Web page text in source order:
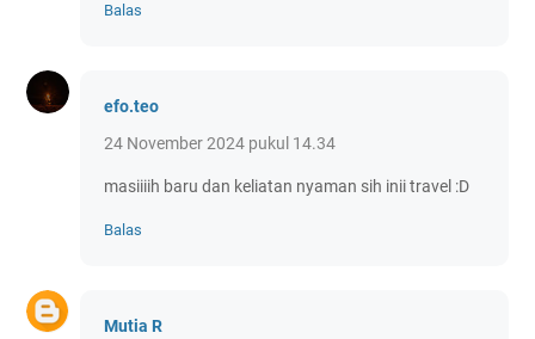
Balas
efo.teo
24 November 2024 pukul 14.34
masiiiih baru dan keliatan nyaman sih inii travel :D
Balas
Mutia R